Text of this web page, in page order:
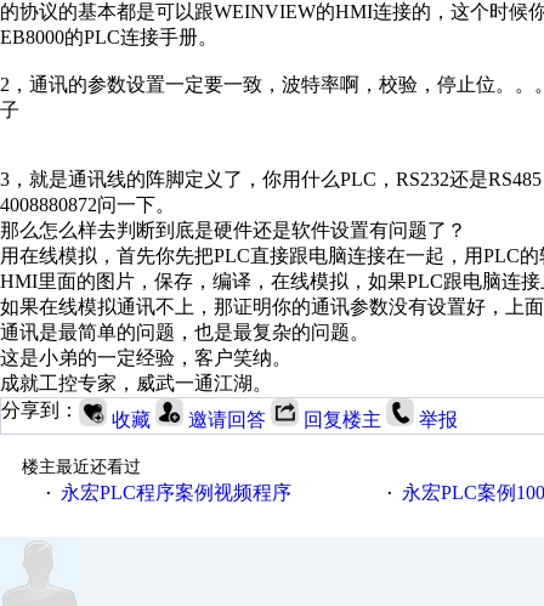
的协议的基本都是可以跟WEINVIEW的HMI连接的，这个时候
EB8000的PLC连接手册。
2，通讯的参数设置一定要一致，波特率啊，校验，停止位。
子
3，就是通讯线的阵脚定义了，你用什么PLC，RS232还是
4008880872问一下。
那么怎么样去判断到底是硬件还是软件设置有问题了？
用在线模拟，首先你先把PLC直接跟电脑连接在一起，用PLC
HMI里面的图片，保存，编译，在线模拟，如果PLC跟电脑连
如果在线模拟通讯不上，那证明你的通讯参数没有设置好，上
通讯是最简单的问题，也是最复杂的问题。
这是小弟的一定经验，客户笑纳。
成就工控专家，威武一通江湖。
分享到：
收藏 邀请回答 回复楼主 举报
楼主最近还看过
·
永宏PLC程序案例视频程序 · 永宏PLC案例